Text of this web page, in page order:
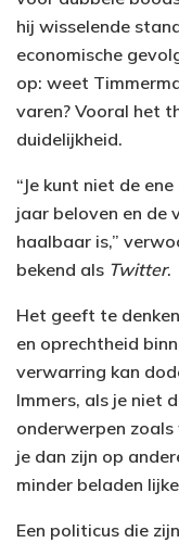
hij wisselende
economische
op: weet
varen? Vooral het
duidelijkheid.
“Je kunt niet de
jaar beloven en de
haalbaar is,”
bekend als Twitter.
Het geeft te
en oprechtheid
verwarring kan
Immers, als je niet
onderwerpen
je dan zijn op
minder beladen
Een politicus die